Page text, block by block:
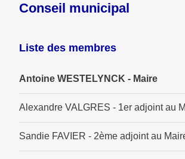
Conseil municipal
Liste des membres
Antoine WESTELYNCK - Maire
Alexandre VALGRES - 1er adjoint au
Sandie FAVIER - 2ème adjoint au